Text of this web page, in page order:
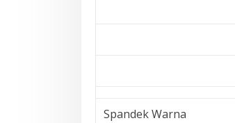
Spandek Warna